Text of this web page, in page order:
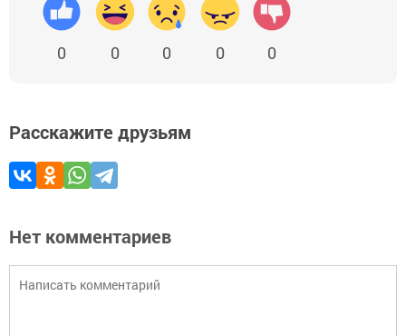
0 0 0 0 0
Расскажите друзьям
Нет комментариев